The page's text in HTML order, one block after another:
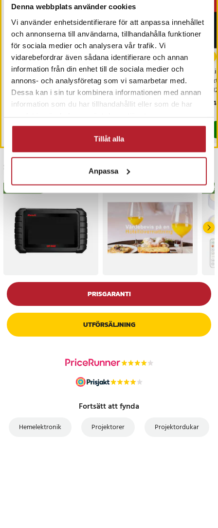
Denna webbplats använder cookies
Vi använder enhetsidentifierare för att anpassa innehållet
och annonserna till användarna, tillhandahålla funktioner
för sociala medier och analysera vår trafik. Vi
vidarebefordrar även sådana identifierare och annan
information från din enhet till de sociala medier och
annons- och analysföretag som vi samarbetar med.
Dessa kan i sin tur kombinera informationen med annan
information som du har tillhandahållit eller som de har
Tillåt alla
Anpassa
-10 %
Samsung Galaxy
SmartTag 2 4-pack -
Svart/Vit
Nuvarande pris:
719 kr Tidigare pris: 799 kr
719 kr 799 kr
Tyst väckarklocka som
inte tickar - Svart
Pris:169 kr
169 kr
Köp
-
Senast besökta
BÄSTSÄLJARE
PRISGARANTI
UTFÖRSÄLJNING
Fortsätt att fynda
Hemelektronik Projektorer Projektordukar